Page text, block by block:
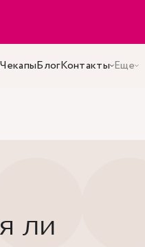
ЧекапыБлогКонтакты Еще
ли